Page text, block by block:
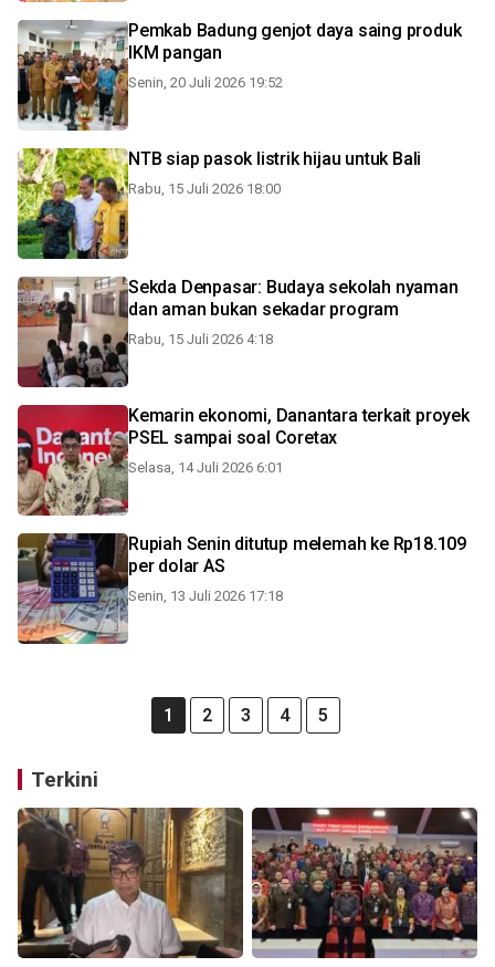
Pemkab Badung genjot daya saing produk
IKM pangan
Senin, 20 Juli 2026 19:52
NTB siap pasok listrik hijau untuk Bali
Rabu, 15 Juli 2026 18:00
Sekda Denpasar: Budaya sekolah nyaman
dan aman bukan sekadar program
Rabu, 15 Juli 2026 4:18
Kemarin ekonomi, Danantara terkait proyek
PSEL sampai soal Coretax
Selasa, 14 Juli 2026 6:01
Rupiah Senin ditutup melemah ke Rp18.109
per dolar AS
Senin, 13 Juli 2026 17:18
1 2 3 4 5
Terkini